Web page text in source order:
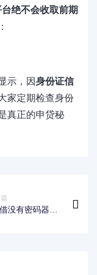
绝不会收取前期
示，因身份证信
家定期检查身份
真正的申贷秘
没有密码器怎